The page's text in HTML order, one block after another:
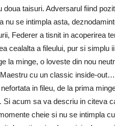
taisuri. Adversarul fiind
se intimpla asta,
Federer a tisnit in acoperirea
cealalta a fileului, pur si simplu
la minge, o loveste din nou
cu un classic inside-
in fileu, de la prima
acum sa va descriu in citeva
cheie si nu se intimpla